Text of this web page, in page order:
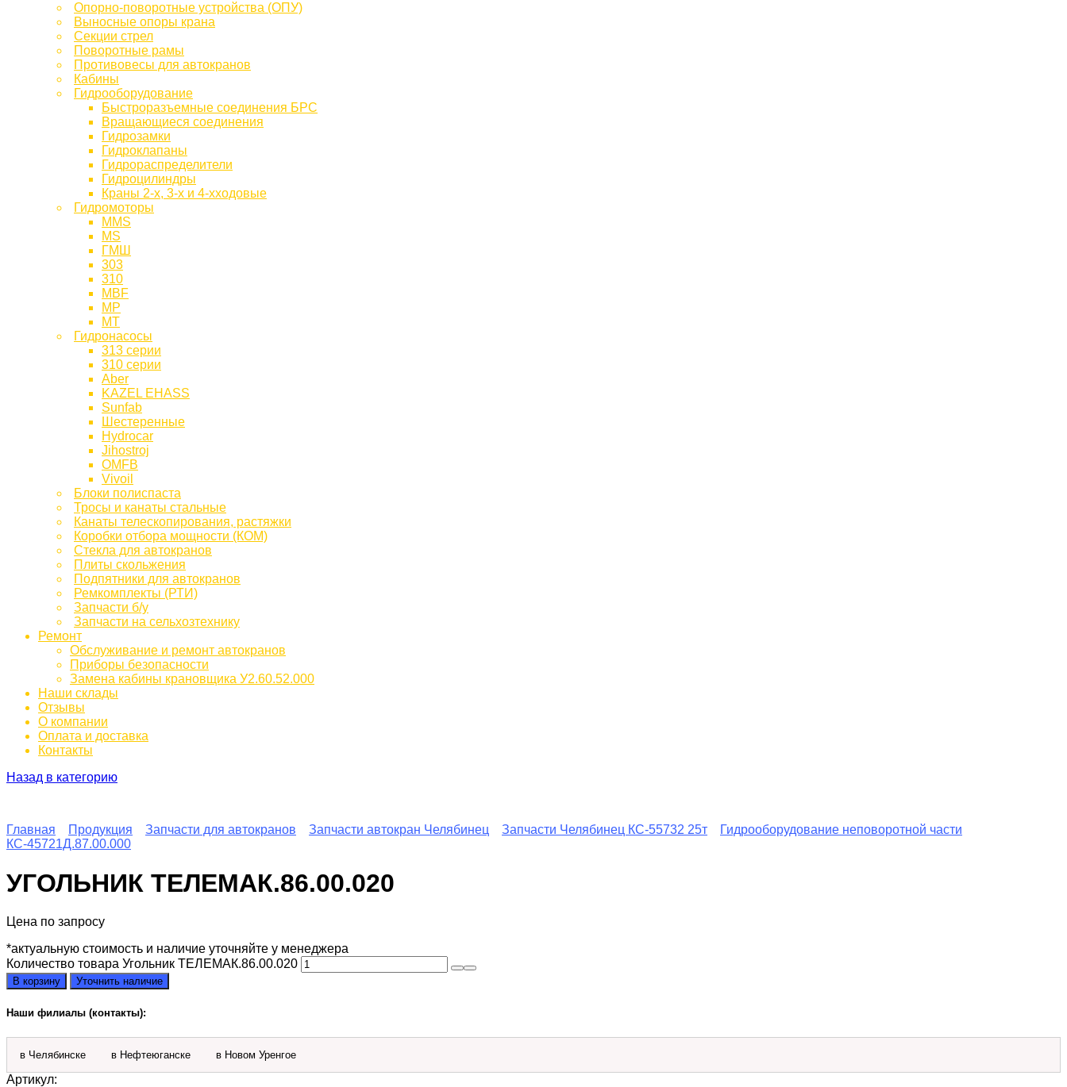
Опорно-поворотные устройства (ОПУ)
Выносные опоры крана
Секции стрел
Поворотные рамы
Противовесы для автокранов
Кабины
Гидрооборудование
Быстроразъемные соединения БРС
Вращающиеся соединения
Гидрозамки
Гидроклапаны
Гидрораспределители
Гидроцилиндры
Краны 2-х, 3-х и 4-хходовые
Гидромоторы
MMS
MS
ГМШ
303
310
MBF
МР
МТ
Гидронасосы
313 серии
310 серии
Aber
KAZEL EHASS
Sunfab
Шестеренные
Hydrocar
Jihostroj
OMFB
Vivoil
Блоки полиспаста
Тросы и канаты стальные
Канаты телескопирования, растяжки
Коробки отбора мощности (КОМ)
Стекла для автокранов
Плиты скольжения
Подпятники для автокранов
Ремкомплекты (РТИ)
Запчасти б/у
Запчасти на сельхозтехнику
Ремонт
Обслуживание и ремонт автокранов
Приборы безопасности
Замена кабины крановщика У2.60.52.000
Наши склады
Отзывы
О компании
Оплата и доставка
Контакты
Назад в категорию
Главная Продукция Запчасти для автокранов Запчасти автокран Челябинец Запчасти Челябинец КС-55732 25т
Гидрооборудование неповоротной части
КС-45721Д.87.00.000
УГОЛЬНИК ТЕЛЕМАК.86.00.020
Цена по запросу
*актуальную стоимость и наличие уточняйте у менеджера
Количество товара Угольник ТЕЛЕМАК.86.00.020
В корзину Уточнить наличие
Наши филиалы (контакты):
в Челябинске в Нефтеюганске в Новом Уренгое
Артикул: